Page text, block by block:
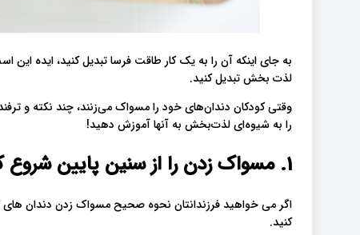
به جای اینکه آن را به یک کار طاقت فرسا تبدیل کنید، ایده
لذت بخش تبدیل کنید.
وقتی کودکان دندان‌های خود را مسواک می‌زنند، چند نکته و
را به شیوه‌ای لذت‌بخش به آنها آموزش دهید!
1. مسواک زدن را از سنین پایین شروع کنید
اگر می خواهید فرزندانتان نحوه صحیح مسواک زدن دندان های
کنید.